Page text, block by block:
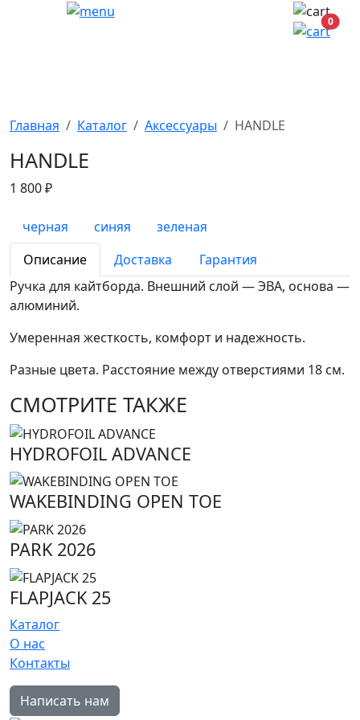
0
Главная Каталог Аксессуары HANDLE
HANDLE
1 800 ₽
черная синяя
зеленая
Описание
Доставка
Гарантия
Ручка для кайтборда. Внешний слой — ЭВА, основа —
алюминий.
Умеренная жесткость, комфорт и надежность.
Разные цвета. Расстояние между отверстиями 18 см.
СМОТРИТЕ ТАКЖЕ
HYDROFOIL ADVANCE
WAKEBINDING OPEN TOE
PARK 2026
FLAPJACK 25
Каталог
О нас
Контакты
Написать нам